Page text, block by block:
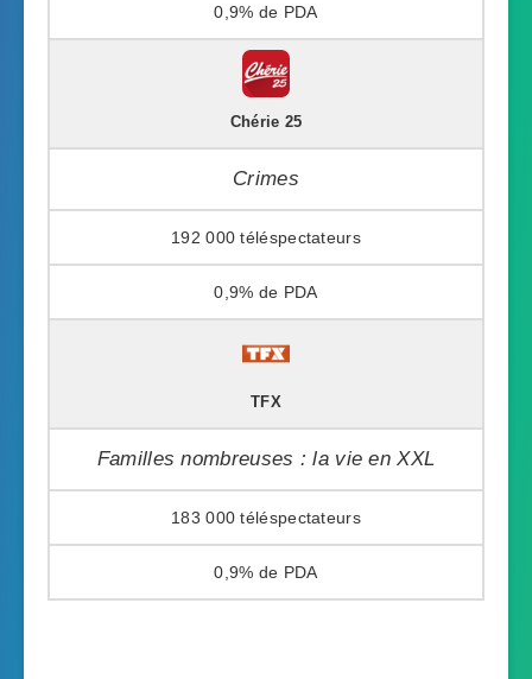
0,9%
Chérie 25
Crimes
192 000
0,9%
TFX
Familles nombreuses : la vie en XXL
183 000
0,9%